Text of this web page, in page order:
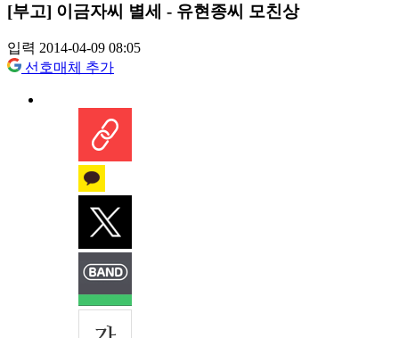
[부고] 이금자씨 별세 - 유현종씨 모친상
입력 2014-04-09 08:05
선호매체 추가